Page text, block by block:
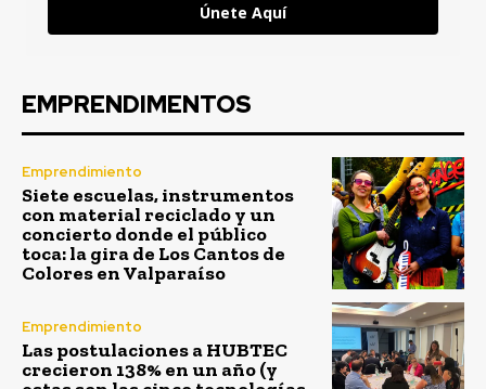
Únete Aquí
EMPRENDIMENTOS
Emprendimiento
Siete escuelas, instrumentos
con material reciclado y un
concierto donde el público
toca: la gira de Los Cantos de
Colores en Valparaíso
Emprendimiento
Las postulaciones a HUBTEC
crecieron 138% en un año (y